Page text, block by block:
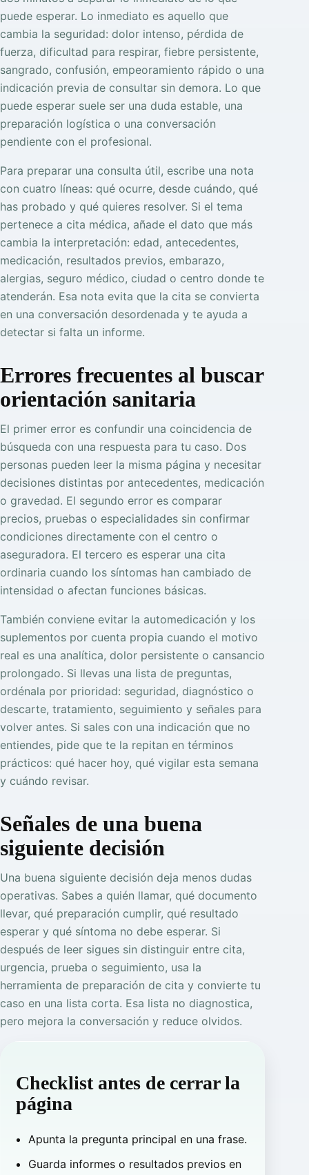
puede esperar. Lo inmediato es aquello que
cambia la seguridad: dolor intenso, pérdida de
fuerza, dificultad para respirar, fiebre persistente,
sangrado, confusión, empeoramiento rápido o una
indicación previa de consultar sin demora. Lo que
puede esperar suele ser una duda estable, una
preparación logística o una conversación
pendiente con el profesional.
Para preparar una consulta útil, escribe una nota
con cuatro líneas: qué ocurre, desde cuándo, qué
has probado y qué quieres resolver. Si el tema
pertenece a cita médica, añade el dato que más
cambia la interpretación: edad, antecedentes,
medicación, resultados previos, embarazo,
alergias, seguro médico, ciudad o centro donde te
atenderán. Esa nota evita que la cita se convierta
en una conversación desordenada y te ayuda a
detectar si falta un informe.
Errores frecuentes al buscar
orientación sanitaria
El primer error es confundir una coincidencia de
búsqueda con una respuesta para tu caso. Dos
personas pueden leer la misma página y necesitar
decisiones distintas por antecedentes, medicación
o gravedad. El segundo error es comparar
precios, pruebas o especialidades sin confirmar
condiciones directamente con el centro o
aseguradora. El tercero es esperar una cita
ordinaria cuando los síntomas han cambiado de
intensidad o afectan funciones básicas.
También conviene evitar la automedicación y los
suplementos por cuenta propia cuando el motivo
real es una analítica, dolor persistente o cansancio
prolongado. Si llevas una lista de preguntas,
ordénala por prioridad: seguridad, diagnóstico o
descarte, tratamiento, seguimiento y señales para
volver antes. Si sales con una indicación que no
entiendes, pide que te la repitan en términos
prácticos: qué hacer hoy, qué vigilar esta semana
y cuándo revisar.
Señales de una buena
siguiente decisión
Una buena siguiente decisión deja menos dudas
operativas. Sabes a quién llamar, qué documento
llevar, qué preparación cumplir, qué resultado
esperar y qué síntoma no debe esperar. Si
después de leer sigues sin distinguir entre cita,
urgencia, prueba o seguimiento, usa la
herramienta de preparación de cita y convierte tu
caso en una lista corta. Esa lista no diagnostica,
pero mejora la conversación y reduce olvidos.
Checklist antes de cerrar la
página
Apunta la pregunta principal en una frase.
Guarda informes o resultados previos en